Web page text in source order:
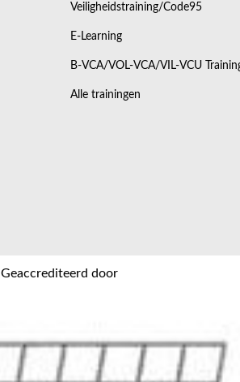
Veiligheidstraining/Code95
E-Learning
B-VCA/VOL-VCA/VIL-VCU
Alle trainingen
Geaccrediteerd door